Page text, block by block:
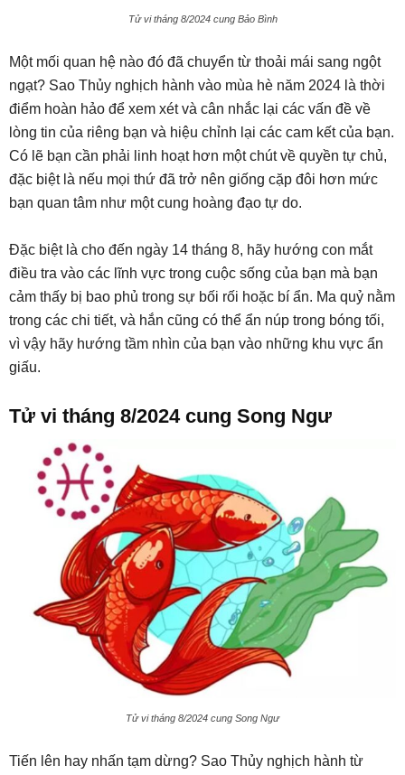
Tử vi tháng 8/2024 cung Bảo Bình
Một mối quan hệ nào đó đã chuyển từ thoải mái sang ngột
ngạt? Sao Thủy nghịch hành vào mùa hè năm 2024 là thời
điểm hoàn hảo để xem xét và cân nhắc lại các vấn đề về
lòng tin của riêng bạn và hiệu chỉnh lại các cam kết của bạn.
Có lẽ bạn cần phải linh hoạt hơn một chút về quyền tự chủ,
đặc biệt là nếu mọi thứ đã trở nên giống cặp đôi hơn mức
bạn quan tâm như một cung hoàng đạo tự do.
Đặc biệt là cho đến ngày 14 tháng 8, hãy hướng con mắt
điều tra vào các lĩnh vực trong cuộc sống của bạn mà bạn
cảm thấy bị bao phủ trong sự bối rối hoặc bí ẩn. Ma quỷ nằm
trong các chi tiết, và hắn cũng có thể ẩn núp trong bóng tối,
vì vậy hãy hướng tầm nhìn của bạn vào những khu vực ẩn
giấu.
Tử vi tháng 8/2024 cung Song Ngư
Tử vi tháng 8/2024 cung Song Ngư
Tiến lên hay nhấn tạm dừng? Sao Thủy nghịch hành từ